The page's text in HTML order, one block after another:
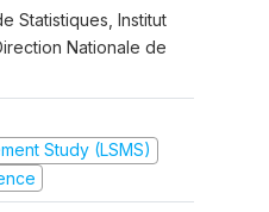
Statistiques, Institut
Nationale de
Study (LSMS)